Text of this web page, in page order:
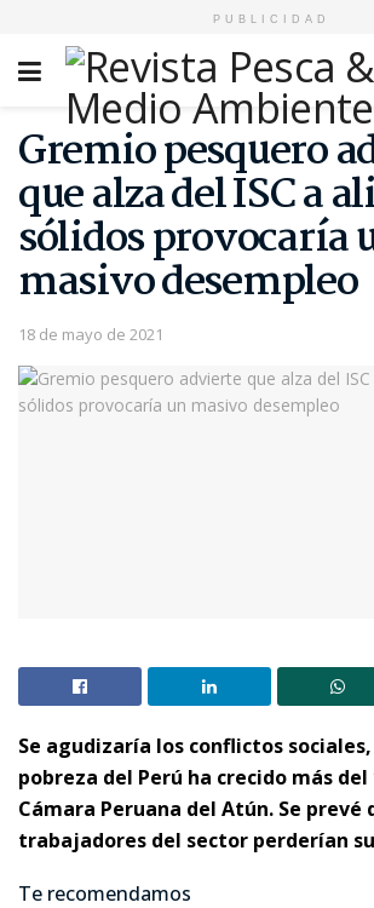
PUBLICIDAD
Gremio pesquero
que alza del ISC a
sólidos provocaría
masivo desempleo
18 de mayo de 2021
Se agudizaría los conflictos
pobreza del Perú ha crecido más del
Cámara Peruana del Atún. Se prevé
trabajadores del sector perderían
Te recomendamos